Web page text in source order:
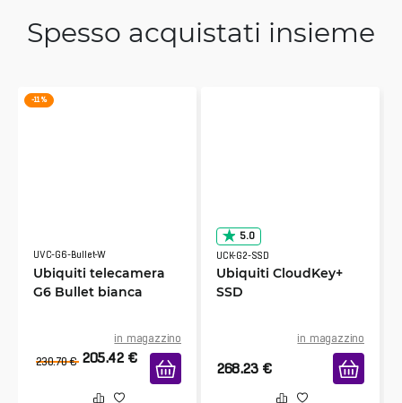
Spesso acquistati insieme
-11 %
UVC-G6-Bullet-W
Ubiquiti telecamera
G6 Bullet bianca
in magazzino
230.70 € 205.42 €
5.0
UCK-G2-SSD
Ubiquiti CloudKey+
SSD
in magazzino
268.23 €